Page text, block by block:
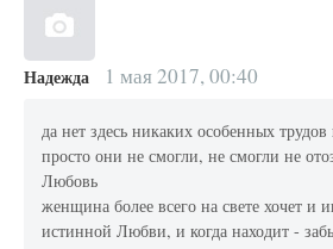
Надежда 1 мая 2017, 00:40
да нет здесь никаких особенных
просто они не смогли, не смогли не
Любовь
женщина более всего на свете хочет и
истинной Любви, и когда находит -